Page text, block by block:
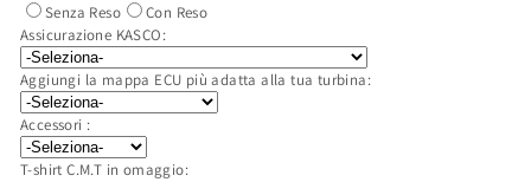
Senza Reso
Con Reso
Assicurazione KASCO:
Aggiungi la mappa ECU più adatta alla tua turbina:
Accessori :
T-shirt C.M.T in omaggio: